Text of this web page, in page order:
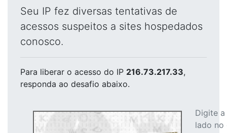
Seu IP fez diversas tentativas de
acessos suspeitos a sites hospedados
conosco.
Para liberar o acesso do IP 216.73.217.33,
responda ao desafio abaixo.
Digite
lado no